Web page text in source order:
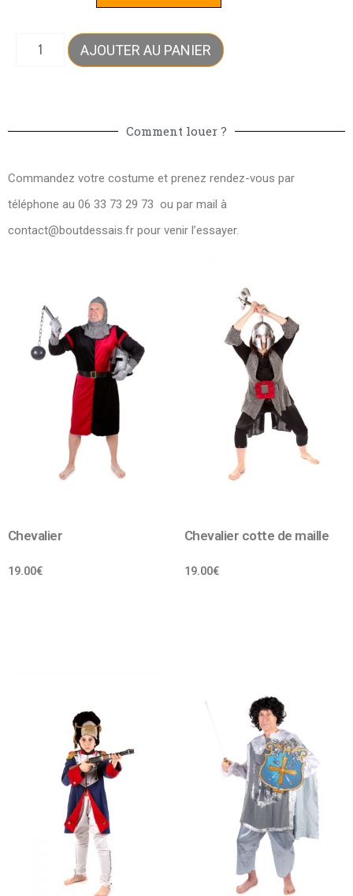
AJOUTER AU PANIER
Comment louer ?
Commandez votre costume et prenez rendez-vous par
téléphone au 06 33 73 29 73 ou par mail à
contact@boutdessais.fr pour venir l’essayer.
Chevalier
19.00€
Chevalier cotte de maille
19.00€